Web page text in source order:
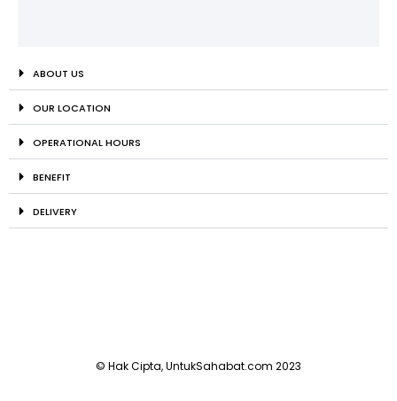
ABOUT US
OUR LOCATION
OPERATIONAL HOURS
BENEFIT
DELIVERY
© Hak Cipta, UntukSahabat.com 2023